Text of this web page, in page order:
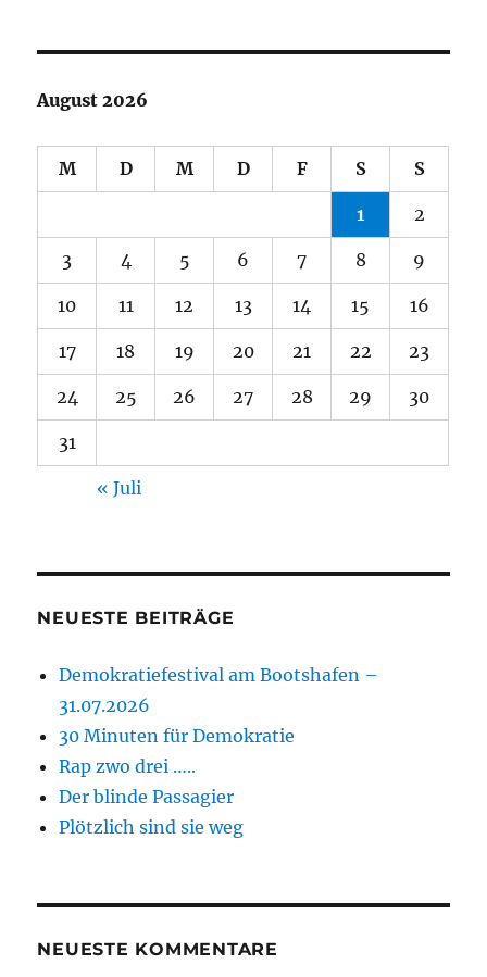
August 2026
M D M D F S S
1 2
3 4 5 6 7 8 9
10 11 12 13 14 15 16
17 18 19 20 21 22 23
24 25 26 27 28 29 30
31
« Juli
NEUESTE BEITRÄGE
Demokratiefestival am Bootshafen –
31.07.2026
30 Minuten für Demokratie
Rap zwo drei …..
Der blinde Passagier
Plötzlich sind sie weg
NEUESTE KOMMENTARE